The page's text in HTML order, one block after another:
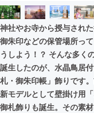
まちづくり・
CAMPFIRE for
CAMPFIREふる
神社やお寺から授与され
御朱印などの保管場所っ
うしよう！？ そんな多く
誕生したのが、水晶鳥居
札・御朱印帳」飾りです。
新モデルとして壁掛け用「
御札飾りも誕生。その素